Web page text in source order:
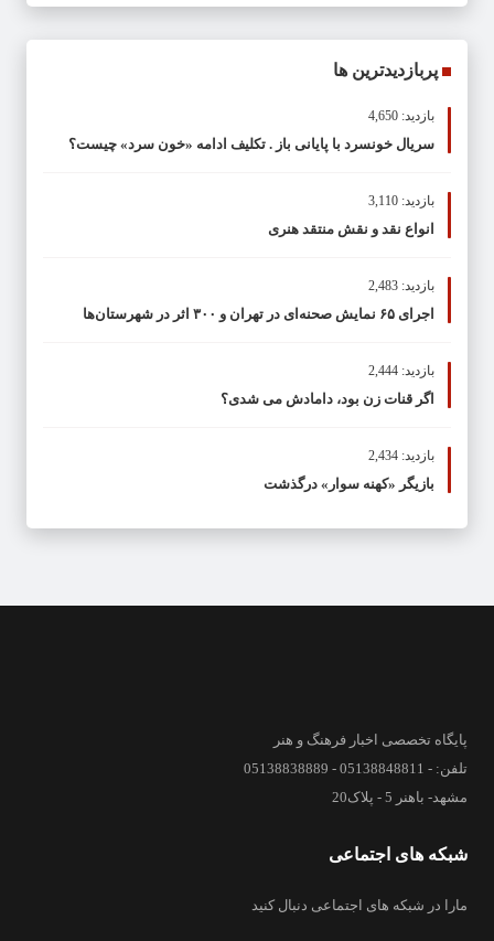
پربازدیدترین ها
بازدید: 4,650
سریال خونسرد با پایانی باز . تکلیف ادامه «خون سرد» چیست؟
بازدید: 3,110
انواع نقد و نقش منتقد هنری
بازدید: 2,483
اجرای ۶۵ نمایش صحنه‌ای در تهران و ۳۰۰ اثر در شهرستان‌ها
بازدید: 2,444
اگر قنات زن بود، دامادش می شدی؟
بازدید: 2,434
بازیگر «کهنه سوار» درگذشت
پایگاه تخصصی اخبار فرهنگ و هنر
تلفن: - 05138848811 - 05138838889
مشهد- باهنر 5 - پلاک20
شبکه های اجتماعی
مارا در شبکه های اجتماعی دنبال کنید